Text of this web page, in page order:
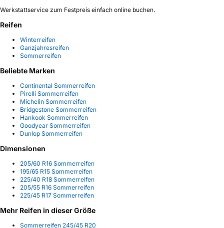
Werkstattservice zum Festpreis einfach online buchen.
Reifen
Winterreifen
Ganzjahresreifen
Sommerreifen
Beliebte Marken
Continental Sommerreifen
Pirelli Sommerreifen
Michelin Sommerreifen
Bridgestone Sommerreifen
Hankook Sommerreifen
Goodyear Sommerreifen
Dunlop Sommerreifen
Dimensionen
205/60 R16 Sommerreifen
195/65 R15 Sommerreifen
225/40 R18 Sommerreifen
205/55 R16 Sommerreifen
225/45 R17 Sommerreifen
Mehr Reifen in dieser Größe
Sommerreifen 245/45 R20